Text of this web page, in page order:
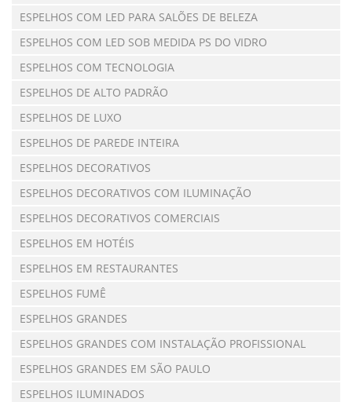
ESPELHOS COM LED PARA SALÕES DE BELEZA
ESPELHOS COM LED SOB MEDIDA PS DO VIDRO
ESPELHOS COM TECNOLOGIA
ESPELHOS DE ALTO PADRÃO
ESPELHOS DE LUXO
ESPELHOS DE PAREDE INTEIRA
ESPELHOS DECORATIVOS
ESPELHOS DECORATIVOS COM ILUMINAÇÃO
ESPELHOS DECORATIVOS COMERCIAIS
ESPELHOS EM HOTÉIS
ESPELHOS EM RESTAURANTES
ESPELHOS FUMÊ
ESPELHOS GRANDES
ESPELHOS GRANDES COM INSTALAÇÃO PROFISSIONAL
ESPELHOS GRANDES EM SÃO PAULO
ESPELHOS ILUMINADOS